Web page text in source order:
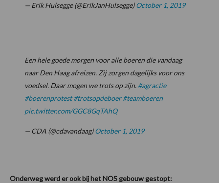
— Erik Hulsegge (@ErikJanHulsegge)October 1, 2019
Een hele goede morgen voor alle boeren die vandaag
naar Den Haag afreizen. Zij zorgen dagelijks voor ons
voedsel. Daar mogen we trots op zijn. #agractie
#boerenprotest #trotsopdeboer #teamboeren
pic.twitter.com/GGC8GqTAhQ
— CDA (@cdavandaag)October 1, 2019
Onderweg werd er ook bij het NOS gebouw gestopt: